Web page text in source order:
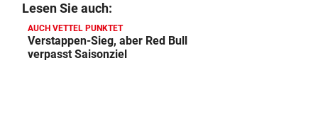
Lesen Sie auch:
AUCH VETTEL PUNKTET
Verstappen-Sieg, aber Red Bull
verpasst Saisonziel